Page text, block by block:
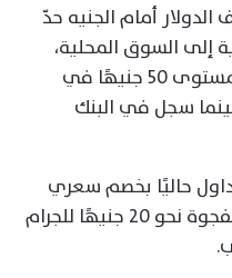
أمام الجنيه حدّ
إلى السوق المحلية،
بعدما هبط الدولار إلى أقل من مستوى 50 جنيهًا في
سجل في البنك
حاليًا بخصم سعري
بدلًا من العلاوة السعرية، لتبلغ الفجوة نحو 20 جنيهًا للجرام